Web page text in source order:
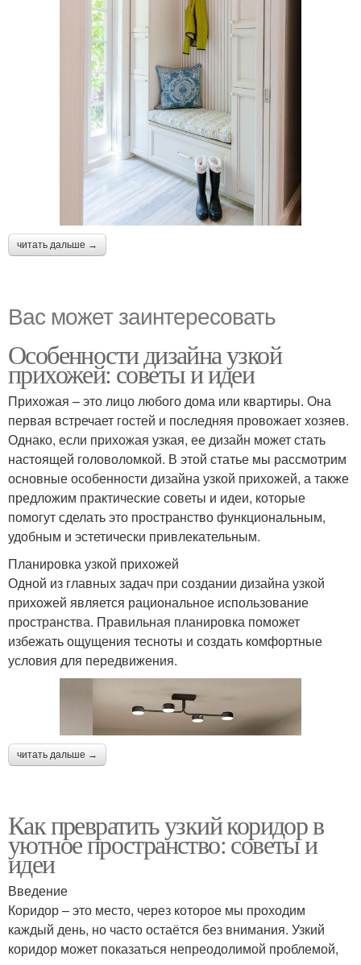
читать дальше →
Вас может заинтересовать
Особенности дизайна узкой
прихожей: советы и идеи
Прихожая – это лицо любого дома или квартиры. Она
первая встречает гостей и последняя провожает хозяев.
Однако, если прихожая узкая, ее дизайн может стать
настоящей головоломкой. В этой статье мы рассмотрим
основные особенности дизайна узкой прихожей, а также
предложим практические советы и идеи, которые
помогут сделать это пространство функциональным,
удобным и эстетически привлекательным.
Планировка узкой прихожей
Одной из главных задач при создании дизайна узкой
прихожей является рациональное использование
пространства. Правильная планировка поможет
избежать ощущения тесноты и создать комфортные
условия для передвижения.
читать дальше →
Как превратить узкий коридор в
уютное пространство: советы и
идеи
Введение
Коридор – это место, через которое мы проходим
каждый день, но часто остаётся без внимания. Узкий
коридор может показаться непреодолимой проблемой,